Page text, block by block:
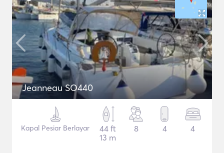
Jeanneau SO440
Kapal Pesiar Berlayar
44 ft
13 m
8 4 4